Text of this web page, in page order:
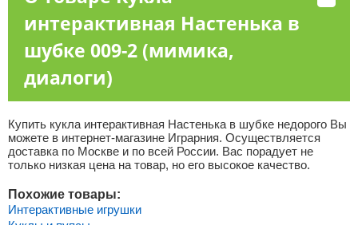
интерактивная Настенька в
шубке 009-2 (мимика,
диалоги)
Купить кукла интерактивная Настенька в шубке недорого Вы
можете в интернет-магазине Играрния. Осуществляется
доставка по Москве и по всей России. Вас порадует не
только низкая цена на товар, но его высокое качество.
Похожие товары:
Интерактивные игрушки